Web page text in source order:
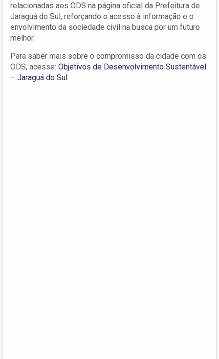
relacionadas aos ODS na página oficial da Prefeitura de
Jaraguá do Sul, reforçando o acesso à informação e o
envolvimento da sociedade civil na busca por um futuro
melhor.
Para saber mais sobre o compromisso da cidade com os
ODS, acesse: Objetivos de Desenvolvimento Sustentável
– Jaraguá do Sul.